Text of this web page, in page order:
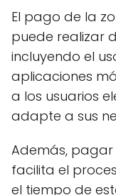
El pago de la
puede realizar
incluyendo el
aplicaciones
a los usuarios
adapte a sus
Además,
facilita el
el tiempo de